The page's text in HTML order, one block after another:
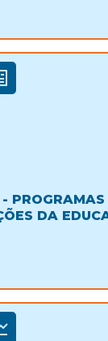
- PROGRAMAS
DA